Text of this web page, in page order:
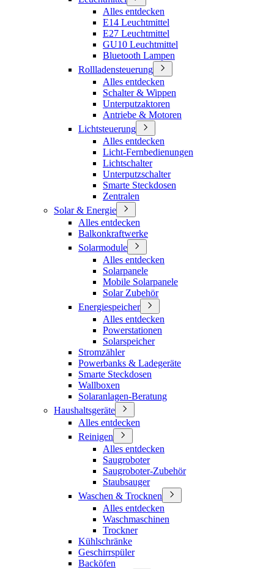
Alles entdecken
E14 Leuchtmittel
E27 Leuchtmittel
GU10 Leuchtmittel
Bluetooth Lampen
Rollladensteuerung
Alles entdecken
Schalter & Wippen
Unterputzaktoren
Antriebe & Motoren
Lichtsteuerung
Alles entdecken
Licht-Fernbedienungen
Lichtschalter
Unterputzschalter
Smarte Steckdosen
Zentralen
Solar & Energie
Alles entdecken
Balkonkraftwerke
Solarmodule
Alles entdecken
Solarpanele
Mobile Solarpanele
Solar Zubehör
Energiespeicher
Alles entdecken
Powerstationen
Solarspeicher
Stromzähler
Powerbanks & Ladegeräte
Smarte Steckdosen
Wallboxen
Solaranlagen-Beratung
Haushaltsgeräte
Alles entdecken
Reinigen
Alles entdecken
Saugroboter
Saugroboter-Zubehör
Staubsauger
Waschen & Trocknen
Alles entdecken
Waschmaschinen
Trockner
Kühlschränke
Geschirrspüler
Backöfen